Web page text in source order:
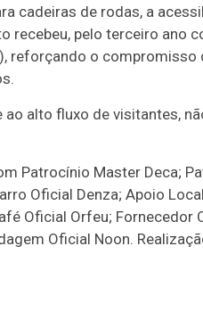
cadeiras de rodas, a
recebeu, pelo terceiro ano
reforçando o compromisso
alto fluxo de visitantes,
Patrocínio Master Deca;
Oficial Denza; Apoio
Oficial Orfeu; Fornecedor
Oficial Noon.